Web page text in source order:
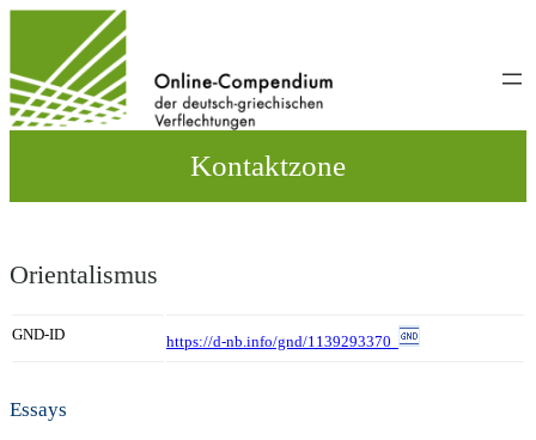
wechseln
Kontaktzone
Orientalismus
GND-ID https://d-nb.info/gnd/1139293370
Essays